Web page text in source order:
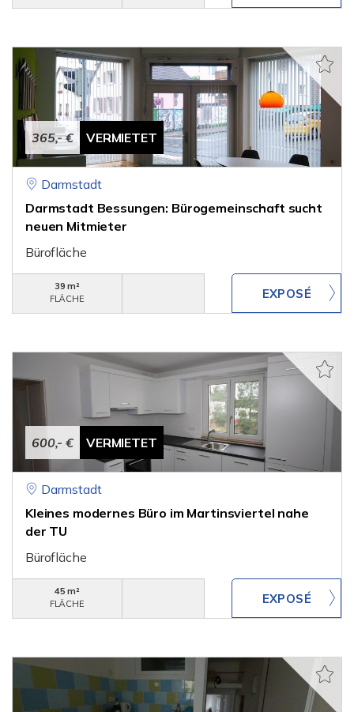
365,- € VERMIETET
Darmstadt
Darmstadt Bessungen: Bürogemeinschaft sucht
neuen Mitmieter
Bürofläche
39 m²
FLÄCHE
600,- € VERMIETET
Darmstadt
Kleines modernes Büro im Martinsviertel nahe
der TU
Bürofläche
45 m²
FLÄCHE